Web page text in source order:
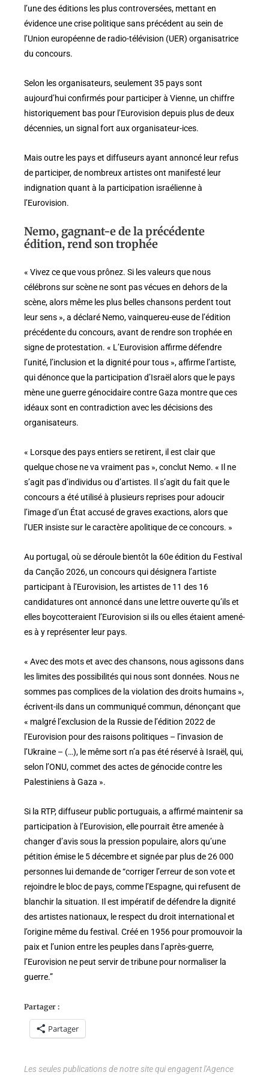
l’une des éditions les plus controversées, mettant en
évidence une crise politique sans précédent au sein de
l’Union européenne de radio-télévision (UER) organisatrice
du concours.
Selon les organisateurs, seulement 35 pays sont
aujourd’hui confirmés pour participer à Vienne, un chiffre
historiquement bas pour l’Eurovision depuis plus de deux
décennies, un signal fort aux organisateur-ices.
Mais outre les pays et diffuseurs ayant annoncé leur refus
de participer, de nombreux artistes ont manifesté leur
indignation quant à la participation israélienne à
l’Eurovision.
Nemo, gagnant-e de la précédente
édition, rend son trophée
« Vivez ce que vous prônez. Si les valeurs que nous
célébrons sur scène ne sont pas vécues en dehors de la
scène, alors même les plus belles chansons perdent tout
leur sens », a déclaré Nemo, vainquereu-euse de l’édition
précédente du concours, avant de rendre son trophée en
signe de protestation. « L’Eurovision affirme défendre
l’unité, l’inclusion et la dignité pour tous », affirme l’artiste,
qui dénonce que la participation d’Israël alors que le pays
mène une guerre génocidaire contre Gaza montre que ces
idéaux sont en contradiction avec les décisions des
organisateurs.
« Lorsque des pays entiers se retirent, il est clair que
quelque chose ne va vraiment pas », conclut Nemo. « Il ne
s’agit pas d’individus ou d’artistes. Il s’agit du fait que le
concours a été utilisé à plusieurs reprises pour adoucir
l’image d’un État accusé de graves exactions, alors que
l’UER insiste sur le caractère apolitique de ce concours. »
Au portugal, où se déroule bientôt la 60e édition du Festival
da Canção 2026, un concours qui désignera l’artiste
participant à l’Eurovision, les artistes de 11 des 16
candidatures ont annoncé dans une lettre ouverte qu’ils et
elles boycotteraient l’Eurovision si ils ou elles étaient amené-
es à y représenter leur pays.
« Avec des mots et avec des chansons, nous agissons dans
les limites des possibilités qui nous sont données. Nous ne
sommes pas complices de la violation des droits humains »,
écrivent-ils dans un communiqué commun, dénonçant que
« malgré l’exclusion de la Russie de l’édition 2022 de
l’Eurovision pour des raisons politiques – l’invasion de
l’Ukraine – (…), le même sort n’a pas été réservé à Israël, qui,
selon l’ONU, commet des actes de génocide contre les
Palestiniens à Gaza ».
Si la RTP, diffuseur public portuguais, a affirmé maintenir sa
participation à l’Eurovision, elle pourrait être amenée à
changer d’avis sous la pression populaire, alors qu’une
pétition émise le 5 décembre et signée par plus de 26 000
personnes lui demande de “corriger l’erreur de son vote et
rejoindre le bloc de pays, comme l’Espagne, qui refusent de
blanchir la situation. Il est impératif de défendre la dignité
des artistes nationaux, le respect du droit international et
l’origine même du festival. Créé en 1956 pour promouvoir la
paix et l’union entre les peuples dans l’après-guerre,
l’Eurovision ne peut servir de tribune pour normaliser la
guerre.”
Partager :
Partager
Les seules publications de notre site qui engagent l'Agence